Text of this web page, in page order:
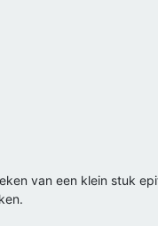
van een klein stuk